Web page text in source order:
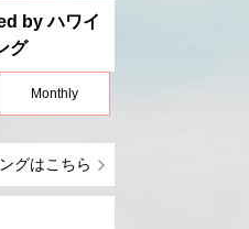
by ハワイ
グ
Monthly
グはこちら